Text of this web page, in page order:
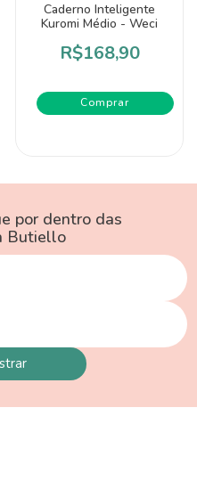
Caderno Inteligente
Kuromi Médio - Weci
R$168,90
por dentro das
Butiello